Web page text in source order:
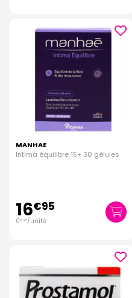
MANHAE
Intima équilibre 15+ 30 gélules
16€95
0€38/unité